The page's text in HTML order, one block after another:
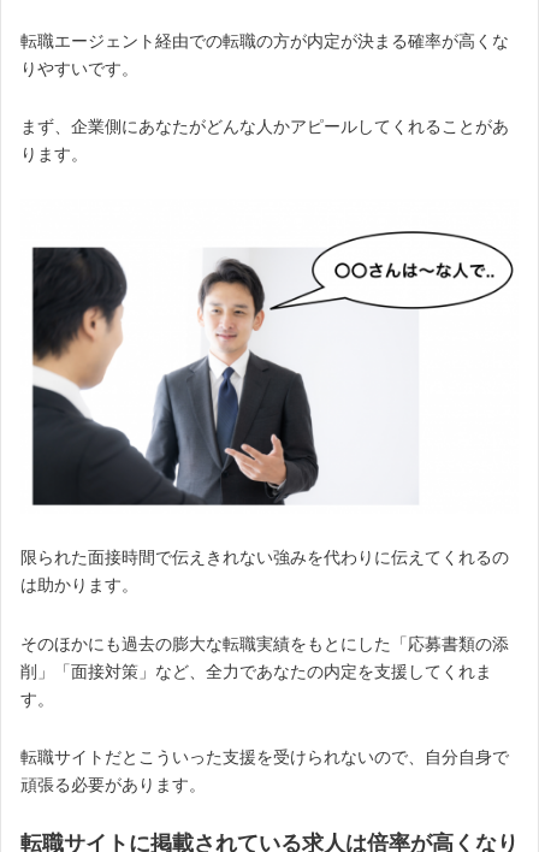
転職エージェント経由での転職の方が内定が決まる確率が高くな
りやすいです。
まず、企業側にあなたがどんな人かアピールしてくれることがあ
ります。
限られた面接時間で伝えきれない強みを代わりに伝えてくれるの
は助かります。
そのほかにも過去の膨大な転職実績をもとにした「応募書類の添
削」「面接対策」など、全力であなたの内定を支援してくれま
す。
転職サイトだとこういった支援を受けられないので、自分自身で
頑張る必要があります。
転職サイトに掲載されている求人は倍率が高くなり